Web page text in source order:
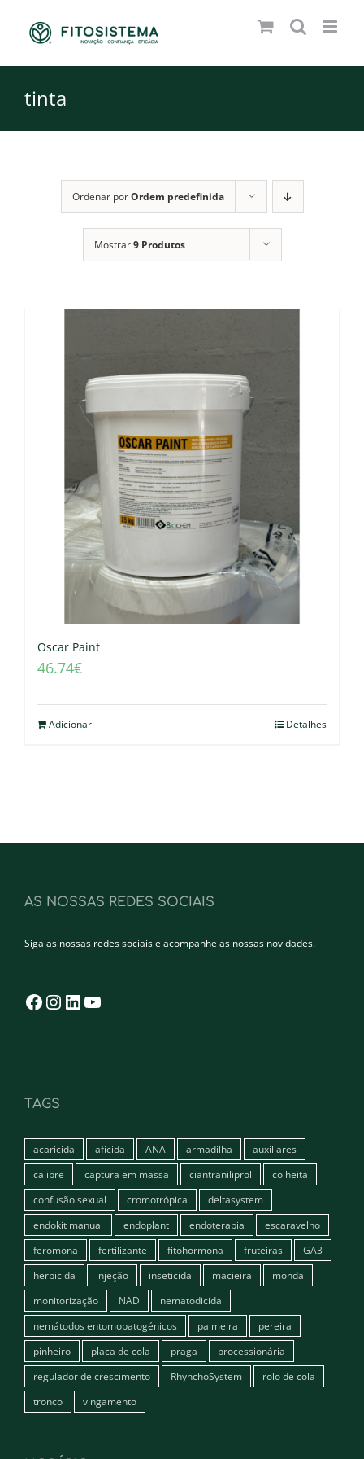
tinta
Ordenar porOrdem predefinida
Mostrar9 Produtos
Oscar Paint
46.74€
Adicionar Detalhes
AS NOSSAS REDES SOCIAIS
Siga as nossas redes sociais e acompanhe as nossas novidades.
Facebook
Instagram
LinkedIn
TAGS
acaricida aficida ANA armadilha
auxiliares
calibre
captura em massa ciantraniliprol
colheita
confusão sexual
cromotrópica
deltasystem
endokit manual
endoplant endoterapia
escaravelho
feromona
fertilizante fitohormona fruteiras
GA3
herbicida
injeção inseticida macieira
monda
monitorização
NAD
nematodicida
nemátodos entomopatogénicos
palmeira
pereira
pinheiro
placa de cola praga
processionária
regulador de crescimento
RhynchoSystem
rolo de cola
tronco
vingamento